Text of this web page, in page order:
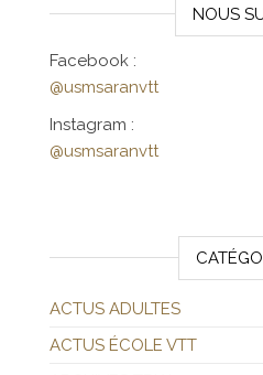
NOUS
Facebook :
@usmsaranvtt
Instagram :
@usmsaranvtt
ACTUS ADULTES
ACTUS ÉCOLE VTT